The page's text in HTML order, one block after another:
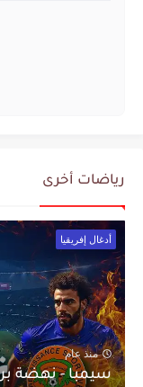
رياضات أخرى
أدغال إفريقيا
منذ عام
سيمبا - نهضة